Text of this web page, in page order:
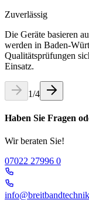
Zuverlässig
Die Geräte basieren
werden in Baden-
Qualitätsprüfungen
Einsatz.
1/4
Haben Sie Fragen
Wir beraten Sie!
07022 27996 0